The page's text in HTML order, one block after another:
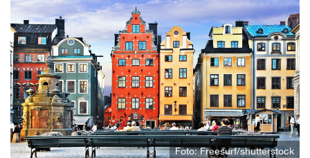
Foto: Freesurf/shutterstock